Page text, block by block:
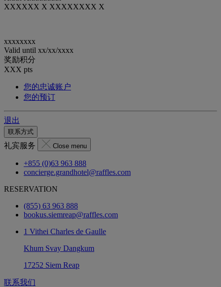
XXXXXX X XXXXXXXX X
xxxxxxxx
Valid until xx/xx/xxxx
奖励积分
XXX pts
您的忠诚账户
您的预订
退出
联系方式
礼宾服务 Close menu
+855 (0)63 963 888
concierge.grandhotel@raffles.com
RESERVATION
(855) 63 963 888
bookus.siemreap@raffles.com
1 Vithei Charles de Gaulle
Khum Svay Dangkum
17252 Siem Reap
联系我们